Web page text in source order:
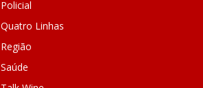
Policial
Quatro Linhas
Região
Saúde